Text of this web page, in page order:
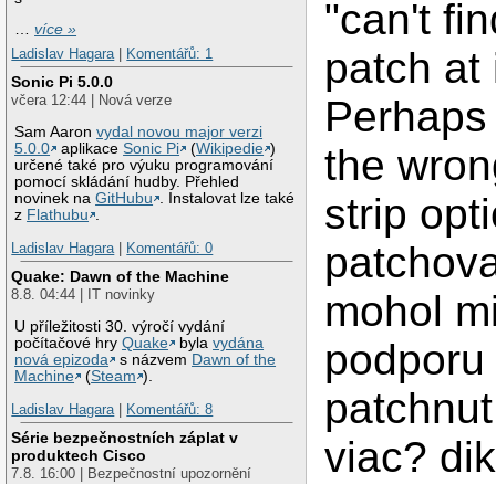
…více »
Ladislav Hagara
Komentářů: 1
Sonic Pi 5.0.0
včera 12:44 | Nová verze
Sam Aaronvydal novou major verzi
5.0.0
aplikaceSonic Pi (Wikipedie )
určené také pro výuku programování
pomocí skládání hudby. Přehled
novinek naGitHubu . Instalovat lze také
z Flathubu .
Ladislav Hagara | Komentářů: 0
Quake: Dawn of the Machine
8.8. 04:44 | IT novinky
U příležitosti 30. výročí vydání
počítačové hryQuake bylavydána
nová epizoda
s názvem Dawn of the
Machine
(Steam ).
Ladislav Hagara | Komentářů: 8
Série bezpečnostních záplat v
produktech Cisco
7.8. 16:00 | Bezpečnostní upozornění
"can't
patch at
the
strip
mohol
viac?